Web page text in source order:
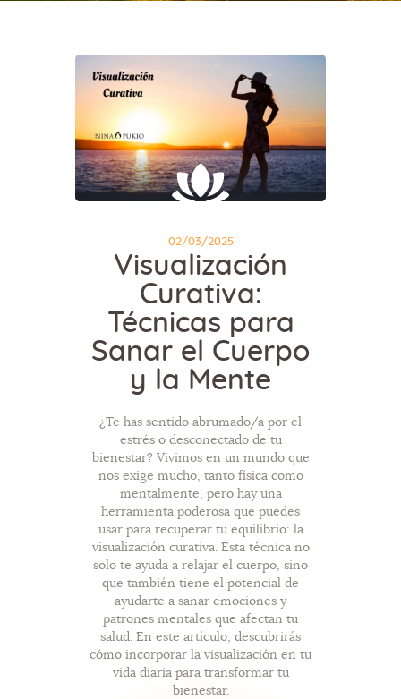
02/03/2025
Visualización
Curativa:
Técnicas para
Sanar el Cuerpo
y la Mente
¿Te has sentido abrumado/a por el
estrés o desconectado de tu
bienestar? Vivimos en un mundo que
nos exige mucho, tanto física como
mentalmente, pero hay una
herramienta poderosa que puedes
usar para recuperar tu equilibrio: la
visualización curativa. Esta técnica no
solo te ayuda a relajar el cuerpo, sino
que también tiene el potencial de
ayudarte a sanar emociones y
patrones mentales que afectan tu
salud. En este artículo, descubrirás
cómo incorporar la visualización en tu
vida diaria para transformar tu
bienestar.